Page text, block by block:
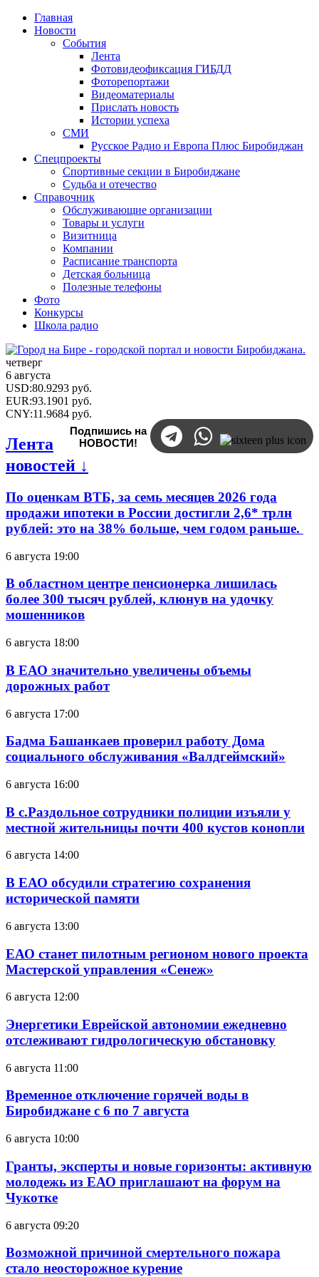
Главная
Новости
События
Лента
Фотовидеофиксация ГИБДД
Фоторепортажи
Видеоматериалы
Прислать новость
Истории успеха
СМИ
Русское Радио и Европа Плюс Биробиджан
Спецпроекты
Спортивные секции в Биробиджане
Судьба и отечество
Справочник
Обслуживающие организации
Товары и услуги
Визитница
Компании
Расписание транспорта
Детская больница
Полезные телефоны
Фото
Конкурсы
Школа радио
четверг
6 августа
USD:80.9293 руб.
EUR:93.1901 руб.
CNY:11.9684 руб.
Подпишись на
НОВОСТИ!
Лента
новостей ↓
По оценкам ВТБ, за семь месяцев 2026 года
продажи ипотеки в России достигли 2,6* трлн
рублей: это на 38% больше, чем годом раньше.
6 августа 19:00
В областном центре пенсионерка лишилась
более 300 тысяч рублей, клюнув на удочку
мошенников
6 августа 18:00
В ЕАО значительно увеличены объемы
дорожных работ
6 августа 17:00
Бадма Башанкаев проверил работу Дома
социального обслуживания «Валдгеймский»
6 августа 16:00
В с.Раздольное сотрудники полиции изъяли у
местной жительницы почти 400 кустов конопли
6 августа 14:00
В ЕАО обсудили стратегию сохранения
исторической памяти
6 августа 13:00
ЕАО станет пилотным регионом нового проекта
Мастерской управления «Сенеж»
6 августа 12:00
Энергетики Еврейской автономии ежедневно
отслеживают гидрологическую обстановку
6 августа 11:00
Временное отключение горячей воды в
Биробиджане с 6 по 7 августа
6 августа 10:00
Гранты, эксперты и новые горизонты: активную
молодежь из ЕАО приглашают на форум на
Чукотке
6 августа 09:20
Возможной причиной смертельного пожара
стало неосторожное курение